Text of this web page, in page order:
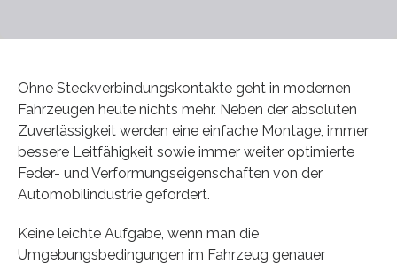
Ohne Steckverbindungskontakte geht in modernen
Fahrzeugen heute nichts mehr. Neben der absoluten
Zuverlässigkeit werden eine einfache Montage, immer
bessere Leitfähigkeit sowie immer weiter optimierte
Feder- und Verformungseigenschaften von der
Automobilindustrie gefordert.
Keine leichte Aufgabe, wenn man die
Umgebungsbedingungen im Fahrzeug genauer